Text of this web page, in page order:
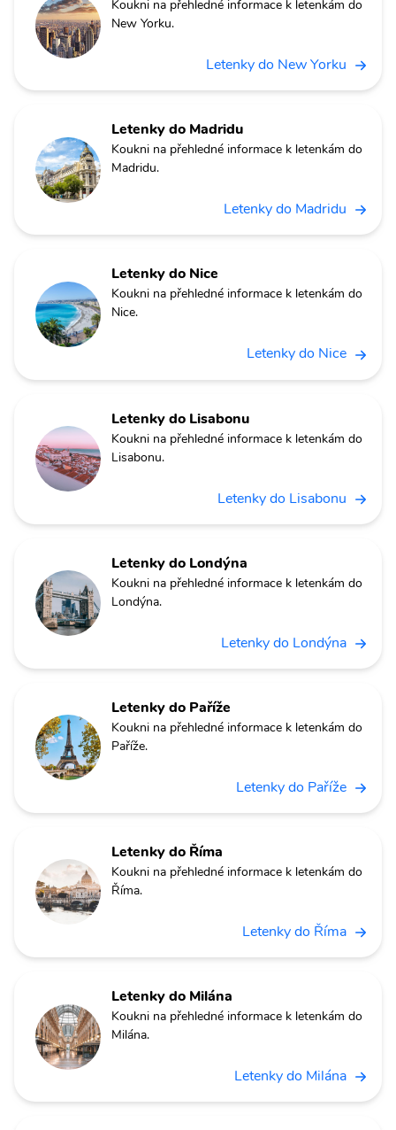
Koukni na přehledné informace k letenkám do
New Yorku.
Letenky do New Yorku
Letenky do Madridu
Koukni na přehledné informace k letenkám do
Madridu.
Letenky do Madridu
Letenky do Nice
Koukni na přehledné informace k letenkám do
Nice.
Letenky do Nice
Letenky do Lisabonu
Koukni na přehledné informace k letenkám do
Lisabonu.
Letenky do Lisabonu
Letenky do Londýna
Koukni na přehledné informace k letenkám do
Londýna.
Letenky do Londýna
Letenky do Paříže
Koukni na přehledné informace k letenkám do
Paříže.
Letenky do Paříže
Letenky do Říma
Koukni na přehledné informace k letenkám do
Říma.
Letenky do Říma
Letenky do Milána
Koukni na přehledné informace k letenkám do
Milána.
Letenky do Milána